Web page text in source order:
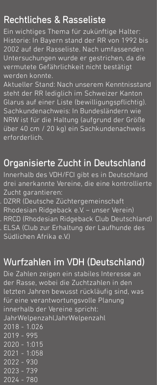
Rechtliches & Rasseliste
Ein wichtiges Thema für zukünftige Halter:
Historie: In Bayern stand der RR von 1992 bis
2002 auf der Rasseliste. Nach umfassenden
Untersuchungen wurde er gestrichen, da die
vermutete Gefährlichkeit nicht bestätigt
werden konnte.
Aktueller Stand: Nach unserem Kenntnisstand
steht der RR lediglich im Schweizer Kanton
Glarus auf einer Liste (bewilligungspflichtig).
Sachkundenachweis: In Bundesländern wie
NRW ist für die Haltung (aufgrund der Größe
über 40 cm / 20 kg) ein Sachkundenachweis
erforderlich.
Organisierte Zucht in Deutschland
Innerhalb des VDH/FCI gibt es in Deutschland
drei anerkannte Vereine, die eine kontrollierte
Zucht garantieren:
DZRR (Deutsche Züchtergemeinschaft
Rhodesian Ridgeback e.V. – unser Verein)
RRCD (Rhodesian Ridgeback Club Deutschland)
ELSA (Club zur Erhaltung der Laufhunde des
Südlichen Afrika e.V.)
Wurfzahlen im VDH (Deutschland)
Die Zahlen zeigen ein stabiles Interesse an
der Rasse, wobei die Zuchtzahlen in den
letzten Jahren bewusst rückläufig sind, was
für eine verantwortungsvolle Planung
innerhalb der Vereine spricht:
JahrWelpenzahlJahrWelpenzahl
2018 - 1.026
2019 - 995
2020 - 1:015
2021 - 1:058
2022 - 930
2023 - 739
2024 - 780